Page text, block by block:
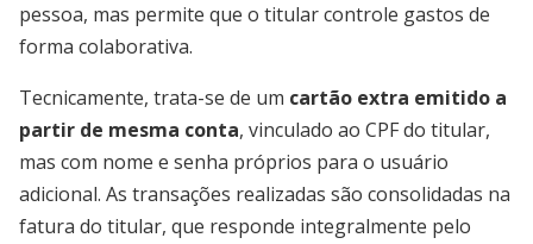
pessoa, mas permite que o titular controle gastos de
forma colaborativa.
Tecnicamente, trata-se de um cartão extra emitido a
partir de mesma conta, vinculado ao CPF do titular,
mas com nome e senha próprios para o usuário
adicional. As transações realizadas são consolidadas na
fatura do titular, que responde integralmente pelo